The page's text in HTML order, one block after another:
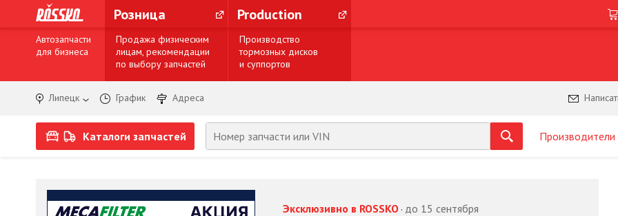
Розница Production
Автозапчасти
для бизнеса
Продажа физическим
лицам, рекомендации
по выбору запчастей
Производство
тормозных дисков
и суппортов
Липецк График Адреса
Каталоги запчастей Производители
Эксклюзивно в ROSSKO · до 15 сентября